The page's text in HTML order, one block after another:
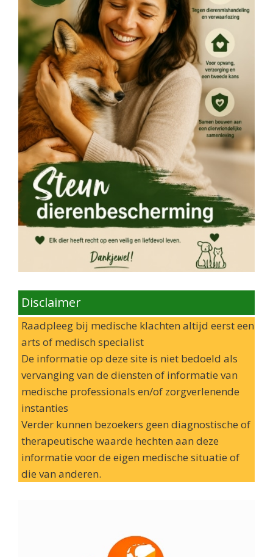
Disclaimer
Raadpleeg bij medische klachten altijd eerst een
arts of medisch specialist
De informatie op deze site is niet bedoeld als
vervanging van de diensten of informatie van
medische professionals en/of zorgverlenende
instanties
Verder kunnen bezoekers geen diagnostische of
therapeutische waarde hechten aan deze
informatie voor de eigen medische situatie of
die van anderen.